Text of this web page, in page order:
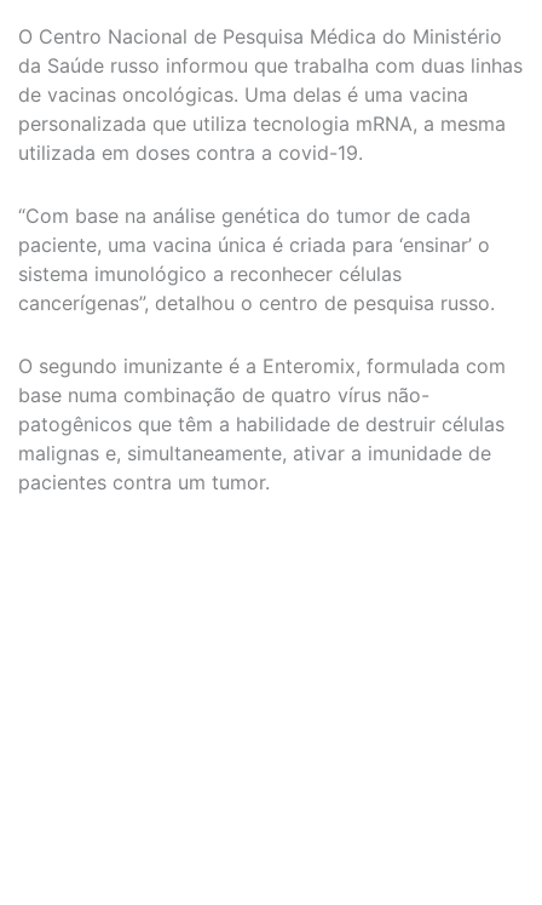
O Centro Nacional de Pesquisa Médica do Ministério
da Saúde russo informou que trabalha com duas linhas
de vacinas oncológicas. Uma delas é uma vacina
personalizada que utiliza tecnologia mRNA, a mesma
utilizada em doses contra a covid-19.
“Com base na análise genética do tumor de cada
paciente, uma vacina única é criada para ‘ensinar’ o
sistema imunológico a reconhecer células
cancerígenas”, detalhou o centro de pesquisa russo.
O segundo imunizante é a Enteromix, formulada com
base numa combinação de quatro vírus não-
patogênicos que têm a habilidade de destruir células
malignas e, simultaneamente, ativar a imunidade de
pacientes contra um tumor.